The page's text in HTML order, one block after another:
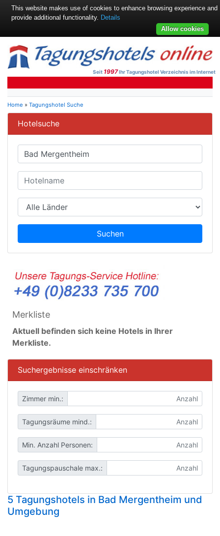
Seit 1997Ihr Tagungshotel Verzeichnis im Internet
Home » Tagungshotel Suche
Hotelsuche
Suchen
Merkliste
Aktuell befinden sich keine Hotels in Ihrer
Merkliste.
Suchergebnisse einschränken
Zimmer min.:
Tagungsräume mind.:
Min. Anzahl Personen:
Tagungspauschale max.:
5 Tagungshotels in Bad Mergentheim und
Umgebung
This website makes use of cookies to enhance browsing experience and
provide additional functionality. Details
Allow cookies